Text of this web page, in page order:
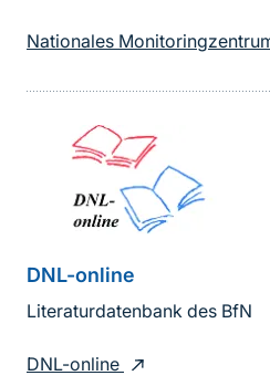
Nationales
DNL-online
Literaturdatenbank des BfN
DNL-online